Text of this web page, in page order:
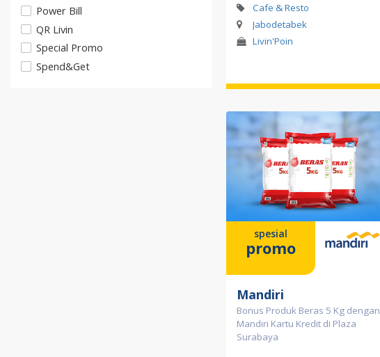
Power Bill
QR Livin
Special Promo
Spend&Get
Cafe & Resto
Jabodetabek
Livin'Poin
spesial
promo
Mandiri
Bonus Produk Beras 5 Kg dengan
Mandiri Kartu Kredit di Plaza
Surabaya